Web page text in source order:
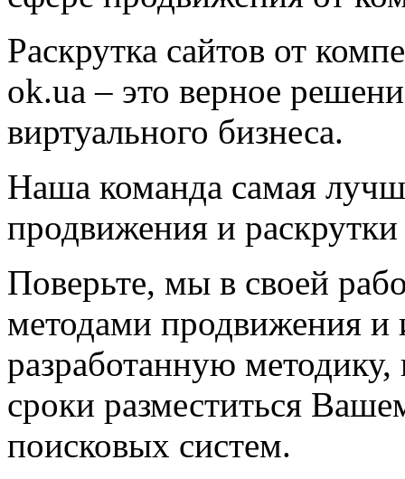
Раскрутка сайтов от
ok.ua – это верное
виртуального бизнеса.
Наша команда самая
продвижения и
Поверьте, мы в своей
методами продвижения и
разработанную методику,
сроки разместиться
поисковых систем.